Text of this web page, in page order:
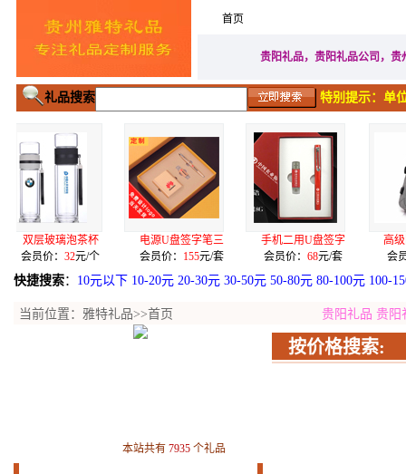
首页
贵阳礼品，贵阳礼品公司，
礼品搜索 特别提示：单
电源U盘签字笔三
会员价：155
手机二用U盘签字
会员价：68元/套
高级防水面料单肩
会员价：80
快捷搜索： 10元以下 10-20元 20-30元 30-50元 50-80元 80-100元 100-
当前位置： 雅特礼品>>首页 贵阳礼品 贵阳
本站共有 7935 个礼品
按价格搜索: